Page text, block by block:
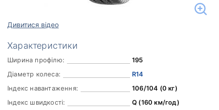
Дивитися відео
Характеристики
Ширина профілю:
195
Діаметр колеса:
R14
Індекс навантаження:
106/104 (0 кг)
Індекс швидкості:
Q (160 км/год)